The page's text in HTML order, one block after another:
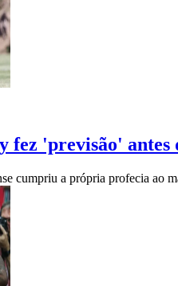
fez 'previsão'
cumpriu a própria profecia ao